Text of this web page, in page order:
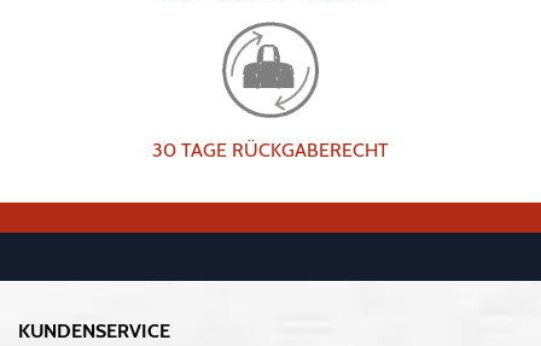
30 TAGE RÜCKGABERECHT
KUNDENSERVICE